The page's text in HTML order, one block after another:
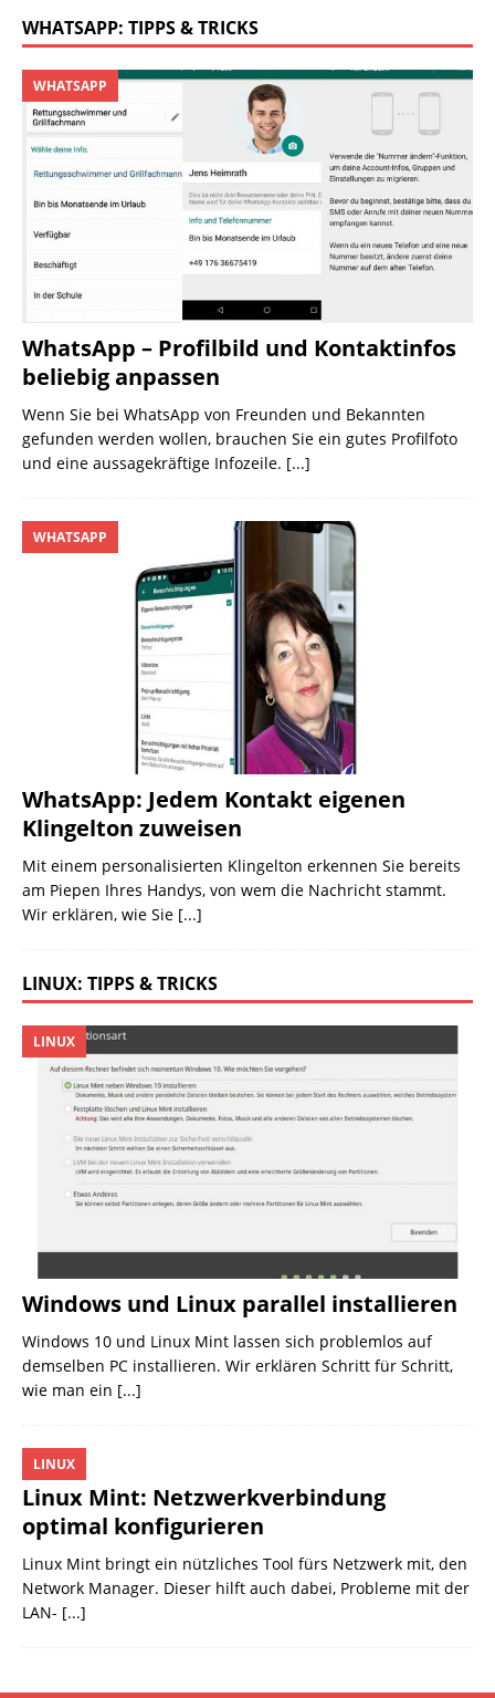
WHATSAPP: TIPPS & TRICKS
WhatsApp – Profilbild und Kontaktinfos
beliebig anpassen
WHATSAPP
Wenn Sie bei WhatsApp von Freunden und Bekannten
gefunden werden wollen, brauchen Sie ein gutes Profilfoto
und eine aussagekräftige Infozeile. [...]
WhatsApp: Jedem Kontakt eigenen
Klingelton zuweisen
WHATSAPP
Mit einem personalisierten Klingelton erkennen Sie bereits
am Piepen Ihres Handys, von wem die Nachricht stammt.
Wir erklären, wie Sie [...]
LINUX: TIPPS & TRICKS
Windows und Linux parallel installieren
LINUX
Windows 10 und Linux Mint lassen sich problemlos auf
demselben PC installieren. Wir erklären Schritt für Schritt,
wie man ein [...]
Linux Mint: Netzwerkverbindung
optimal konfigurieren
LINUX
Linux Mint bringt ein nützliches Tool fürs Netzwerk mit, den
Network Manager. Dieser hilft auch dabei, Probleme mit der
LAN- [...]